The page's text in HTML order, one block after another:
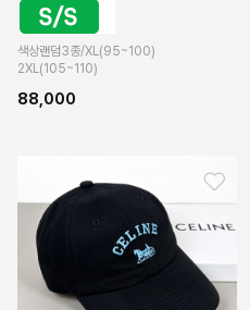
색상랜덤3종/XL(95~100)
2XL(105~110)
88,000